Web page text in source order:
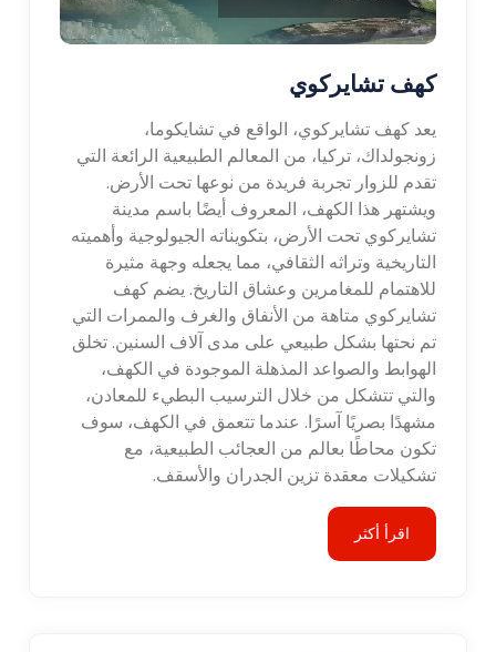
كهف تشايركوي
يعد كهف تشايركوي، الواقع في تشايكوما،
زونجولداك، تركيا، من المعالم الطبيعية الرائعة التي
تقدم للزوار تجربة فريدة من نوعها تحت الأرض.
ويشتهر هذا الكهف، المعروف أيضًا باسم مدينة
تشايركوي تحت الأرض، بتكويناته الجيولوجية وأهميته
التاريخية وتراثه الثقافي، مما يجعله وجهة مثيرة
للاهتمام للمغامرين وعشاق التاريخ. يضم كهف
تشايركوي متاهة من الأنفاق والغرف والممرات التي
تم نحتها بشكل طبيعي على مدى آلاف السنين. تخلق
الهوابط والصواعد المذهلة الموجودة في الكهف،
والتي تتشكل من خلال الترسيب البطيء للمعادن،
مشهدًا بصريًا آسرًا. عندما تتعمق في الكهف، سوف
تكون محاطًا بعالم من العجائب الطبيعية، مع
تشكيلات معقدة تزين الجدران والأسقف.
اقرأ أكثر